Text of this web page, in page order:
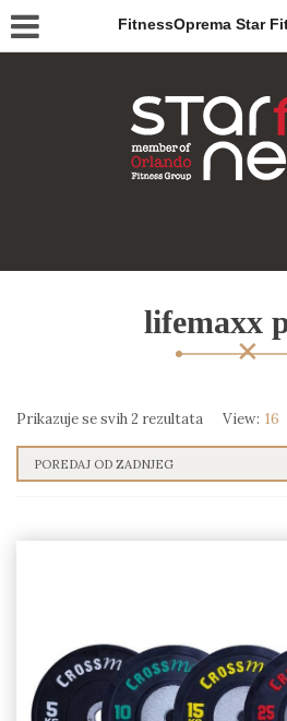
FitnessOprema Star
lifemaxx
Prikazuje se svih 2 rezultata View: 16